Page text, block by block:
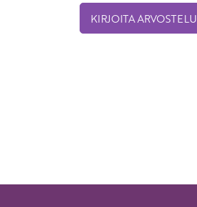
KIRJOITA ARVOSTELU